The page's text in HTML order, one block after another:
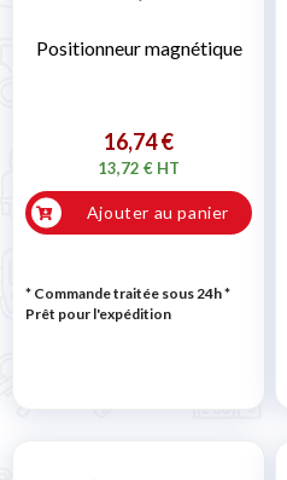
Positionneur magnétique
16,74 €
13,72 € HT
Ajouter au panier
* Commande traitée sous 24h*
Prêt pour l'expédition